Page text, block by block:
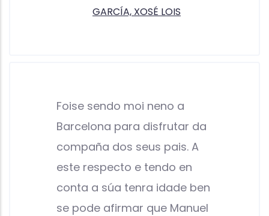
GARCÍA, XOSÉ LOIS
Foise sendo moi neno a
Barcelona para disfrutar da
compaña dos seus pais. A
este respecto e tendo en
conta a súa tenra idade ben
se pode afirmar que Manuel